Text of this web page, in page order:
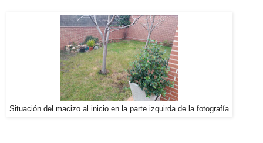
Situación del macizo al inicio en la parte izquirda de la fotografía